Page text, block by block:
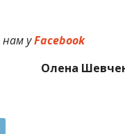
нам уFacebook
Олена